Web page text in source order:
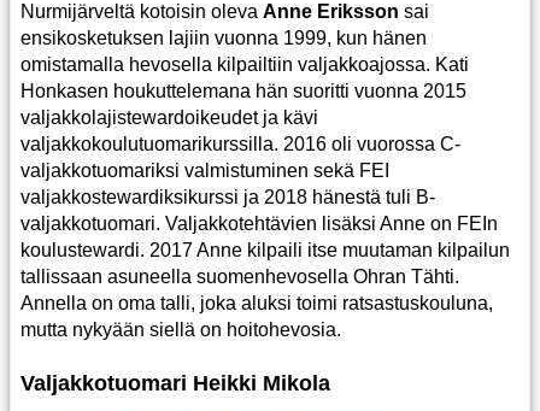
Nurmijärveltä kotoisin oleva Anne Eriksson sai
ensikosketuksen lajiin vuonna 1999, kun hänen
omistamalla hevosella kilpailtiin valjakkoajossa. Kati
Honkasen houkuttelemana hän suoritti vuonna 2015
valjakkolajistewardoikeudet ja kävi
valjakkokoulutuomarikurssilla. 2016 oli vuorossa C-
valjakkotuomariksi valmistuminen sekä FEI
valjakkostewardiksikurssi ja 2018 hänestä tuli B-
valjakkotuomari. Valjakkotehtävien lisäksi Anne on FEIn
koulustewardi. 2017 Anne kilpaili itse muutaman kilpailun
tallissaan asuneella suomenhevosella Ohran Tähti.
Annella on oma talli, joka aluksi toimi ratsastuskouluna,
mutta nykyään siellä on hoitohevosia.
Valjakkotuomari Heikki Mikola